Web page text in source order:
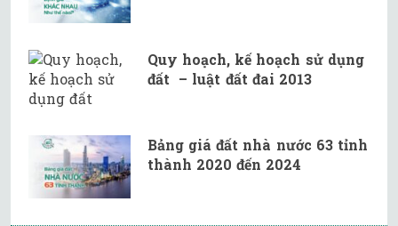
Quy hoạch, kế hoạch sử dụng
đất – luật đất đai 2013
Bảng giá đất nhà nước 63 tỉnh
thành 2020 đến 2024